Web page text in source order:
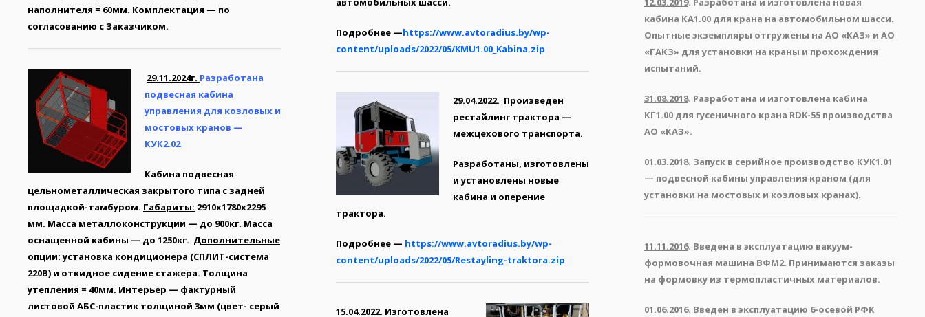
наполнителя = 60мм. Комплектация — по
согласованию с Заказчиком.
29.11.2024г. Разработана
подвесная кабина
управления для козловых и
мостовых кранов —
КУК2.02
Кабина подвесная
цельнометаллическая закрытого типа с задней
площадкой-тамбуром. Габариты: 2910х1780х2295
мм. Масса металлоконструкции — до 900кг. Масса
оснащенной кабины — до 1250кг. Дополнительные
опции:установка кондиционера (СПЛИТ-система
220В) и откидное сидение стажера. Толщина
утепления = 40мм. Интерьер — фактурный
листовой АБС-пластик толщиной 3мм (цвет- серый
Подробнее —https://www.avtoradius.by/wp-
content/uploads/2022/05/KMU1.00_Kabina.zip
29.04.2022. Произведен
рестайлинг трактора —
межцехового транспорта.
Разработаны, изготовлены
и установлены новые
кабина и оперение
трактора.
Подробнее — https://www.avtoradius.by/wp-
content/uploads/2022/05/Restayling-traktora.zip
15.04.2022. Изготовлена
кабина КА1.00 для крана на автомобильном шасси.
Опытные экземпляры отгружены на АО «КАЗ» и АО
«ГАКЗ» для установки на краны и прохождения
испытаний.
31.08.2018. Разработана и изготовлена кабина
КГ1.00 для гусеничного крана RDK-55 производства
АО «КАЗ».
01.03.2018. Запуск в серийное производство КУК1.01
— подвесной кабины управления краном (для
установки на мостовых и козловых кранах).
11.11.2016. Введена в эксплуатацию вакуум-
формовочная машина ВФМ2. Принимаются заказы
на формовку из термопластичных материалов.
01.06.2016. Введен в эксплуатацию 6-осевой РФК